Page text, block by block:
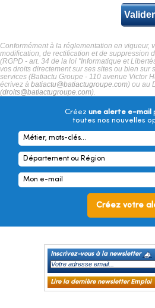
Conformément à la réglementation en vigueur,
modification, de rectification et de suppression
(RGPD - art. 34 de la loi "Informatique et
vos droits directement sur ses sites ou bien sur
services (Batiactu Groupe - 110 avenue Victor
écrivez à batiactu@batiactugroupe.com) ou au
(droits@batiactugroupe.com).
Créez une alerte e-mail
toutes nos nouvelles
Inscrivez-vous à la newsletter
Lire la dernière newsletter Emploi